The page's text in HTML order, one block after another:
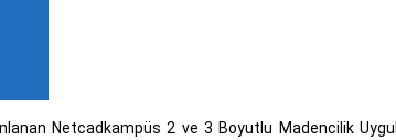
Netcadkampüs 2 ve 3 Boyutlu Madencilik